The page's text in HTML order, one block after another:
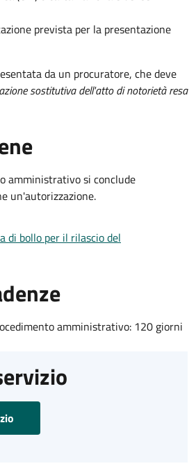
prevista per la presentazione
da un procuratore, che deve
sostitutiva dell'atto di notorietà resa
amministrativo si conclude
un'autorizzazione.
di bollo per il rilascio del
amministrativo: 120 giorni